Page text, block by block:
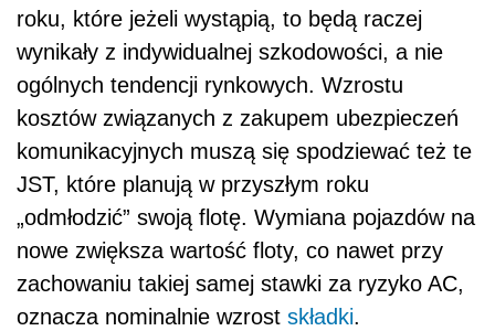
roku, które jeżeli wystąpią, to będą raczej
wynikały z indywidualnej szkodowości, a nie
ogólnych tendencji rynkowych. Wzrostu
kosztów związanych z zakupem ubezpieczeń
komunikacyjnych muszą się spodziewać też te
JST, które planują w przyszłym roku
„odmłodzić” swoją flotę. Wymiana pojazdów na
nowe zwiększa wartość floty, co nawet przy
zachowaniu takiej samej stawki za ryzyko AC,
oznacza nominalnie wzrost składki.